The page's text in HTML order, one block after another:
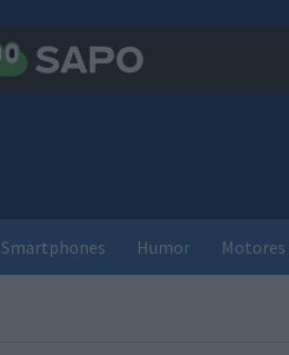
Smartphones Humor Motores